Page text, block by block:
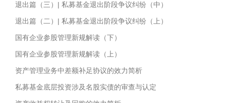
退出篇（三）| 私募基金退出阶段争议纠纷（中）
退出篇（二）| 私募基金退出阶段争议纠纷（上）
国有企业参股管理新规解读（下）
国有企业参股管理新规解读（上）
资产管理业务中差额补足协议的效力简析
私募基金底层投资涉及名股实债的审查与认定